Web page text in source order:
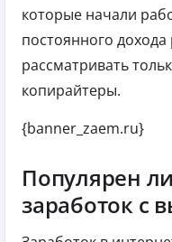
которые начали
постоянного
рассматривать
копирайтеры.
{banner_zaem.ru}
Популярен
заработок с